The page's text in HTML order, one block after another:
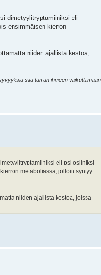
dimetyylitryptamiiniksi eli
ensimmäisen kierron
niiden ajallista kestoa,
saa tämän ihmeen vaikuttamaan
eli psilosiiniksi -
metaboliassa, jolloin syntyy
niiden ajallista kestoa, joissa